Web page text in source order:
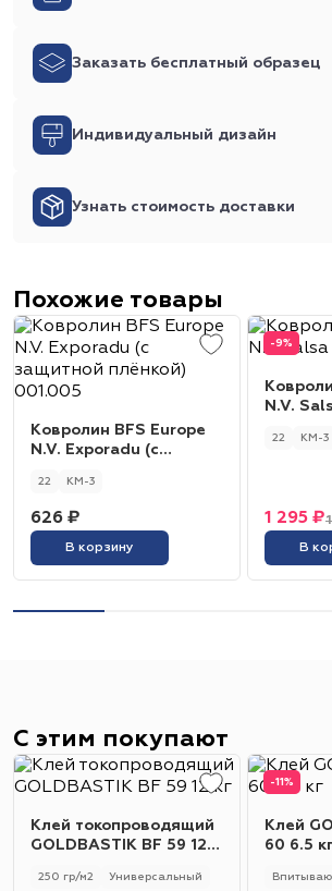
Заказать бесплатный образец
Индивидуальный дизайн
Узнать стоимость доставки
Похожие товары
Ковролин BFS Europe
N.V. Exporadu (с
001.005
22 КМ-3
626 ₽
В корзину
-9%
N.V.
22 КМ-3
1 295 ₽
В
С этим покупают
Клей токопроводящий
GOLDBASTIK BF 59 12
250 гр/м2 Универсальный
-11%
Клей
60 6.5